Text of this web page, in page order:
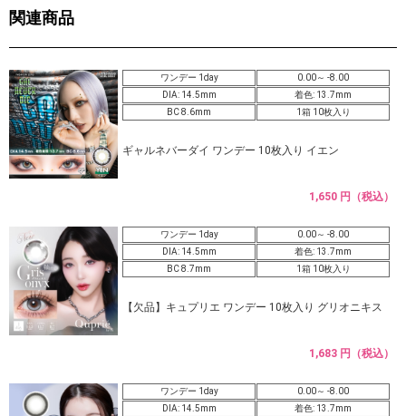
関連商品
ワンデー 1day
0.00～ -8.00
DIA: 14.5mm
着色: 13.7mm
BC 8.6mm
1箱 10枚入り
ギャルネバーダイ ワンデー 10枚入り イエン
1,650 円（税込）
ワンデー 1day
0.00～ -8.00
DIA: 14.5mm
着色: 13.7mm
BC 8.7mm
1箱 10枚入り
【欠品】キュプリエ ワンデー 10枚入り グリオニキス
1,683 円（税込）
ワンデー 1day
0.00～ -8.00
DIA: 14.5mm
着色: 13.7mm